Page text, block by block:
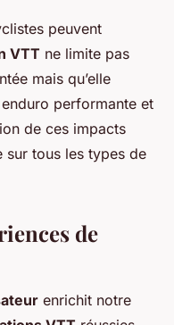
peuvent
VTT ne limite pas
mais qu’elle
performante et
de ces impacts
sur tous les types de
de
enrichit notre